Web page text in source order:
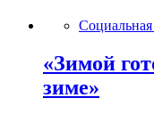
Социальная
«Зимой
зиме»